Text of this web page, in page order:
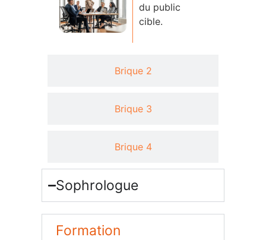
Brique 2
Brique 3
Brique 4
du public
cible.
Sophrologue
Formation